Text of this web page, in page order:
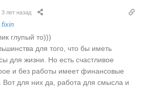
3 лет назад
fixin
глупый то)))
для того, что бы иметь
для жизни. Но есть счастливое
и без работы имеет финансовые
Вот для них да, работа для смысла и